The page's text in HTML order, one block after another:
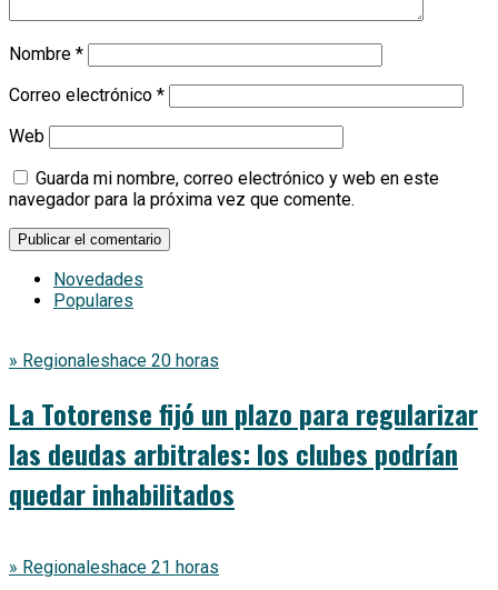
Nombre *
Correo electrónico *
Web
Guarda mi nombre, correo electrónico y web en este
navegador para la próxima vez que comente.
Novedades
Populares
» Regionaleshace 20 horas
La Totorense fijó un plazo para regularizar
las deudas arbitrales: los clubes podrían
quedar inhabilitados
» Regionaleshace 21 horas